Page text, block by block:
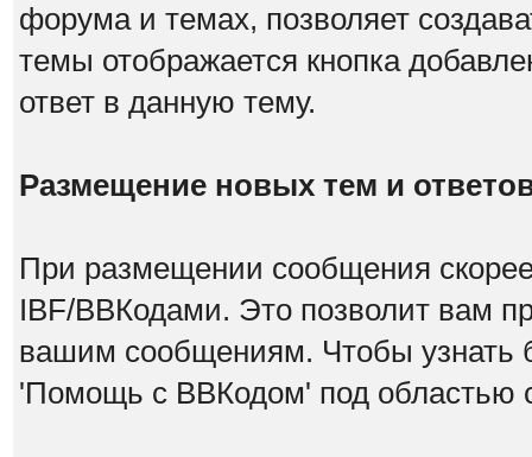
форума и темах, позволяет
темы отображается кнопка
ответ в данную тему.
Размещение новых тем и
При размещении сообщения
IBF/BBКодами. Это позволит вам
вашим сообщениям. Чтобы узнать
'Помощь с BBКодом' под областью